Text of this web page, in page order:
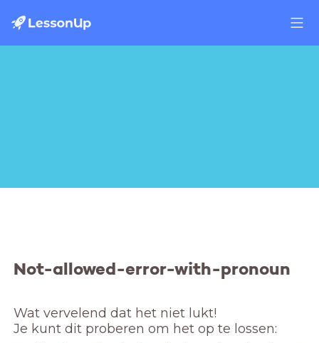
Not-allowed-error-with-pronoun
Wat vervelend dat het niet lukt!
Je kunt dit proberen om het op te lossen: